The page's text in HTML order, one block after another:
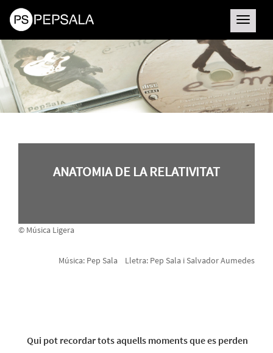
Toggle
ANATOMIA DE LA RELATIVITAT
© Música Ligera
Música: Pep Sala Lletra: Pep Sala i Salvador Aumedes
Qui pot recordar tots aquells moments que es perden